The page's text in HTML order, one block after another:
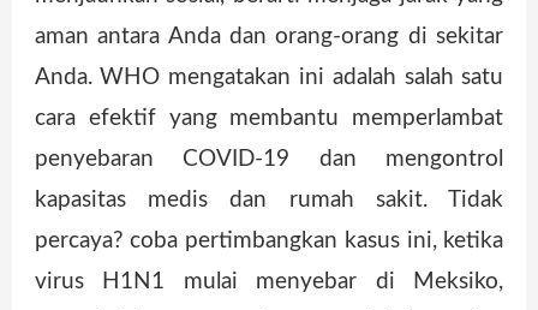
aman antara Anda dan orang-orang di sekitar
Anda. WHO mengatakan ini adalah salah satu
cara efektif yang membantu memperlambat
penyebaran COVID-19 dan mengontrol
kapasitas medis dan rumah sakit. Tidak
percaya? coba pertimbangkan kasus ini, ketika
virus H1N1 mulai menyebar di Meksiko,